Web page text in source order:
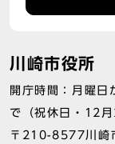
川崎市役所
開庁時間：月曜
で（祝休日・12
〒210-8577川崎